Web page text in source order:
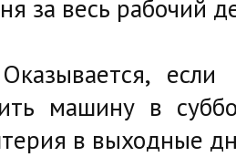
за весь рабочий
Оказывается,
машину в
в выходные